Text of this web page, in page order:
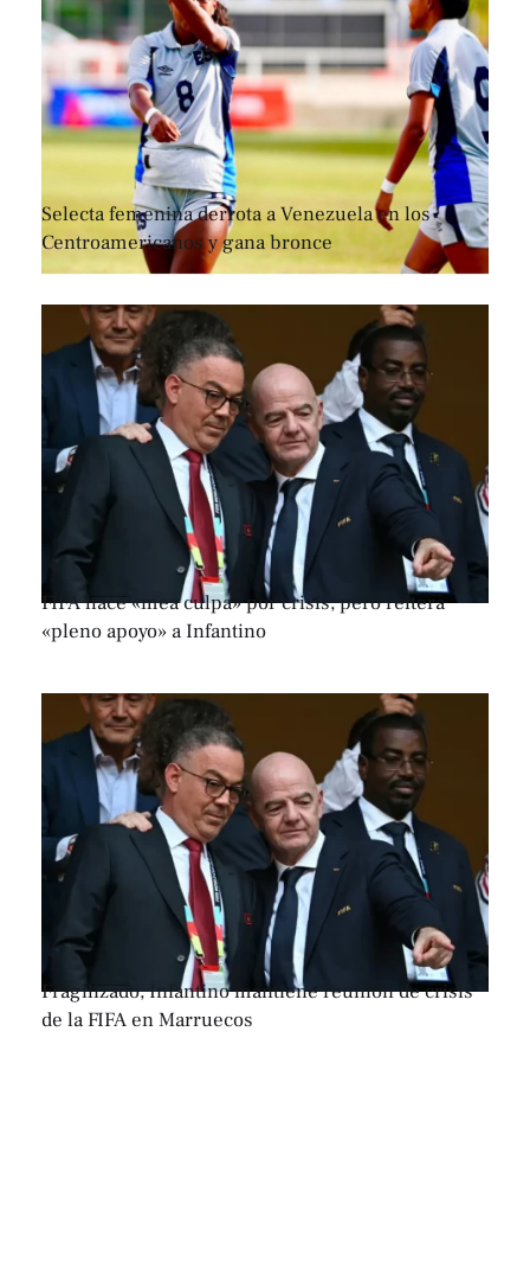
Selecta femenina derrota a Venezuela en los
Centroamericanos y gana bronce
FIFA hace «mea culpa» por crisis, pero reitera
«pleno apoyo» a Infantino
Fragilizado, Infantino mantiene reunión de crisis
de la FIFA en Marruecos